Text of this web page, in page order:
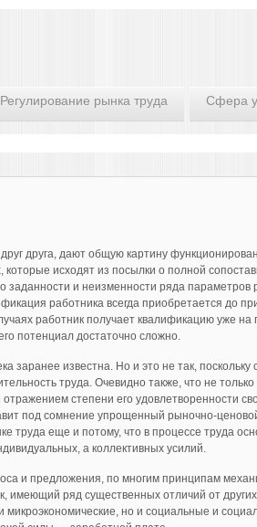
Регулирование рынка труда Сфера
друга, дают об­щую картину
исходят из посылки о полной
заданности и неизменности ряда параметров
работника всегда приобретается до
работник получает квалификацию уже на
потенциал достаточно сложно.
заранее известна. Но и это не так, поскольку
труда. Очевидно также, что не
степени его удовлетворенности
под со­мнение упрощенный рыночно-
труда еще и потому, что в процессе труда
а коллективных усилий.
и предложения, по многим принципам
имеющий ряд существенных отличий от
микроэкономические, но и социальные и